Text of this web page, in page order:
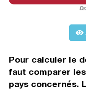
Pour calculer le
faut comparer
pays concernés.